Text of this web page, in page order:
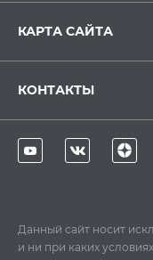
КАРТА САЙТА
КОНТАКТЫ
Данный сайт носит
и ни при каких